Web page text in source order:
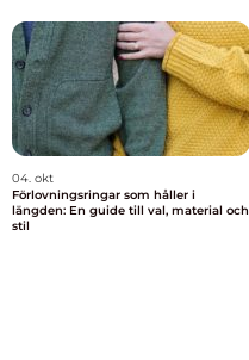
04. okt
Förlovningsringar som håller i
längden: En guide till val, material och
stil